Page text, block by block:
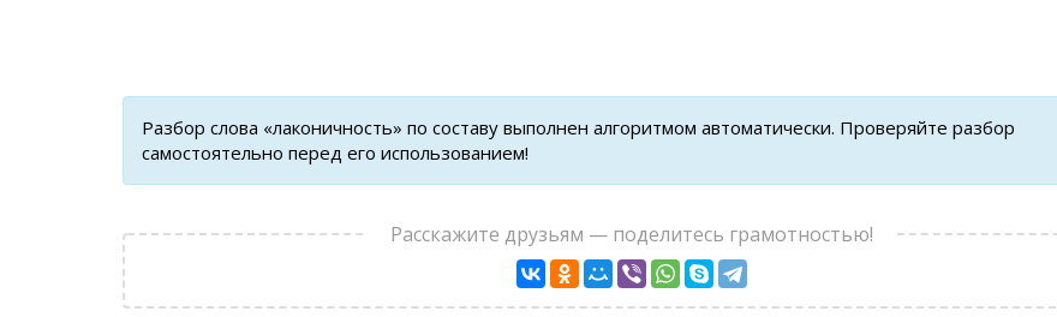
Разбор слова «лаконичность» по составу выполнен алгоритмом автоматически. Проверяйте разбор
самостоятельно перед его использованием!
Расскажите друзьям — поделитесь грамотностью!